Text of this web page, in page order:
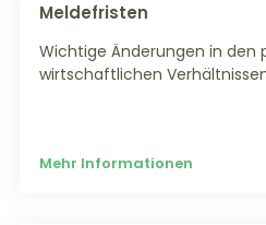
Meldefristen
Wichtige Änderungen in den
wirtschaftlichen
Mehr Informationen